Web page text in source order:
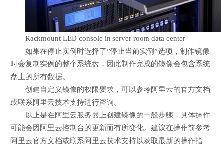
Rackmount LED console in server room data center
如果在停止实例时选择了”停止当前实例”选项，制作镜像
时会复制实例的整个系统盘，因此制作完成的镜像会包含系统
盘上的所有数据。
创建自定义镜像的权限要求，可以参考阿里云的官方文档
或联系阿里云技术支持进行咨询。
以上是在阿里云服务器上创建镜像的一般步骤，具体操作
可能会因阿里云控制台的更新而有所变化。建议在操作前参考
阿里云官方文档或联系阿里云技术支持以获取最新的操作指